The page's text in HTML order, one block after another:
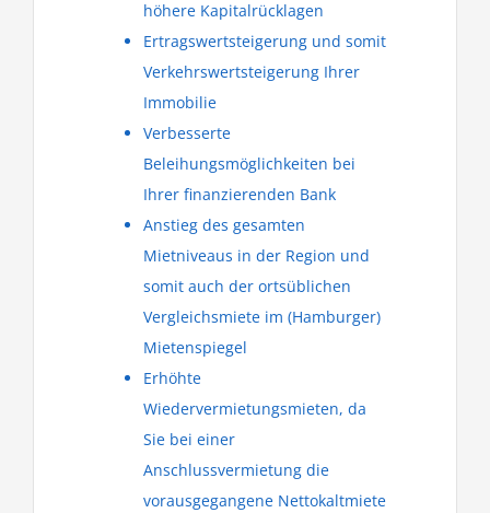
höhere Kapitalrücklagen
Ertragswertsteigerung und somit
Verkehrswertsteigerung Ihrer
Immobilie
Verbesserte
Beleihungsmöglichkeiten bei
Ihrer finanzierenden Bank
Anstieg des gesamten
Mietniveaus in der Region und
somit auch der ortsüblichen
Vergleichsmiete im (Hamburger)
Mietenspiegel
Erhöhte
Wiedervermietungsmieten, da
Sie bei einer
Anschlussvermietung die
vorausgegangene Nettokaltmiete